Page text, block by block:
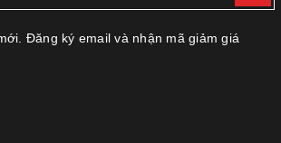
Đăng ký email và nhận mã giảm giá